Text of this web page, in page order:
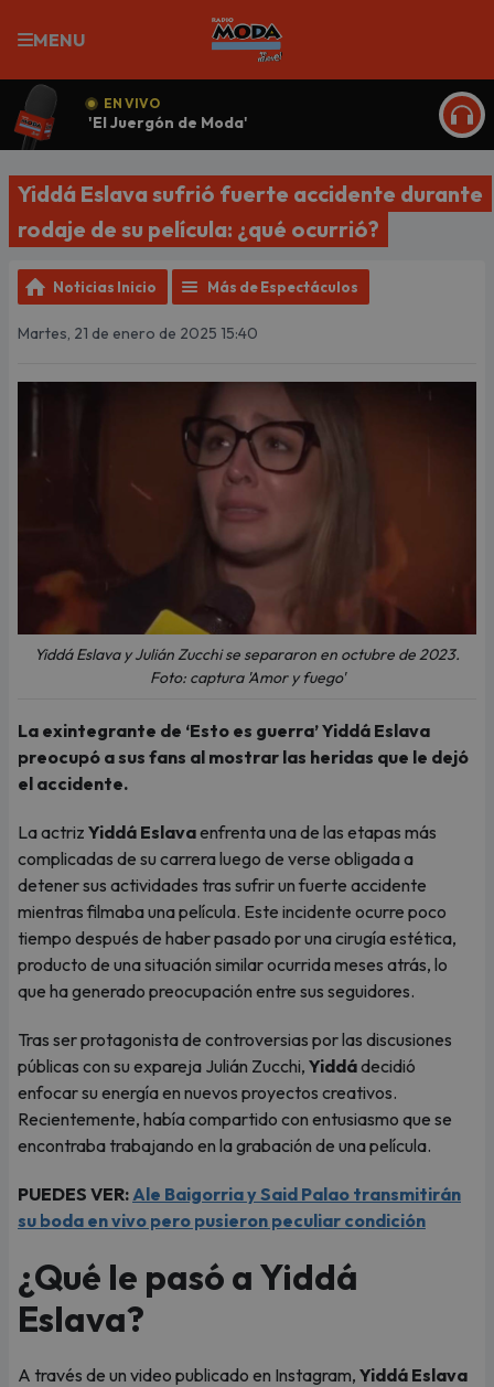
MENU
EN VIVO
'El Juergón de Moda'
Yiddá Eslava sufrió fuerte accidente durante
rodaje de su película: ¿qué ocurrió?
Noticias Inicio Más de Espectáculos
Martes, 21 de enero de 2025 15:40
Yiddá Eslava y Julián Zucchi se separaron en octubre de 2023.
Foto: captura 'Amor y fuego'
La exintegrante de ‘Esto es guerra’ Yiddá Eslava
preocupó a sus fans al mostrar las heridas que le dejó
el accidente.
La actriz Yiddá Eslavaenfrenta una de las etapas más
complicadas de su carrera luego de verse obligada a
detener sus actividades tras sufrir un fuerte accidente
mientras filmaba una película. Este incidente ocurre poco
tiempo después de haber pasado por una cirugía estética,
producto de una situación similar ocurrida meses atrás, lo
que ha generado preocupación entre sus seguidores.
Tras ser protagonista de controversias por las discusiones
públicas con su expareja Julián Zucchi, Yiddádecidió
enfocar su energía en nuevos proyectos creativos.
Recientemente, había compartido con entusiasmo que se
encontraba trabajando en la grabación de una película.
PUEDES VER:Ale Baigorria y Said Palao transmitirán
su boda en vivo pero pusieron peculiar condición
¿Qué le pasó a Yiddá
Eslava?
A través de un video publicado en Instagram, Yiddá Eslava